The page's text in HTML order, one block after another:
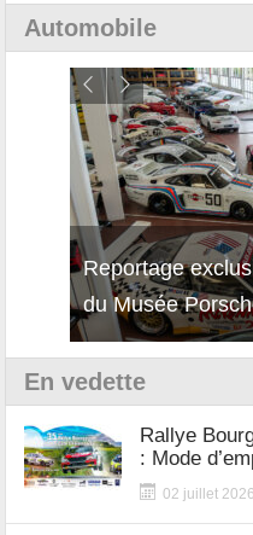
Automobile
Reportage
du Musée
En vedette
Rallye
: Mode
02 juillet 2026